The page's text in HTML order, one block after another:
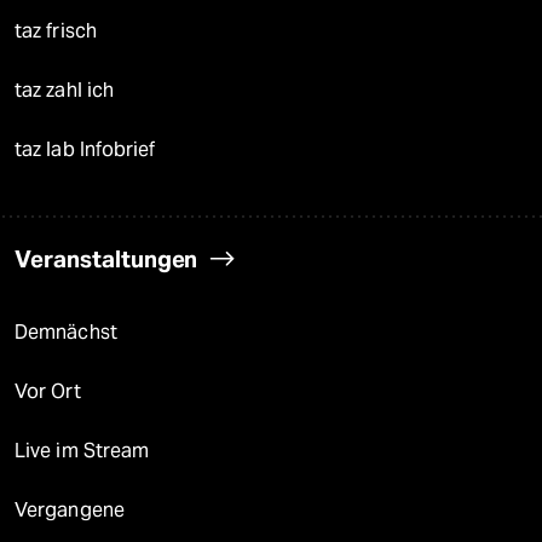
taz frisch
taz zahl ich
taz lab Infobrief
Veranstaltungen
Demnächst
Vor Ort
Live im Stream
Vergangene